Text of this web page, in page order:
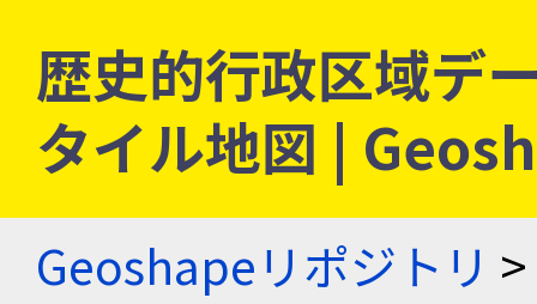
歴史的行政区域デ
タイル地図 |
Geoshapeリポジトリ >